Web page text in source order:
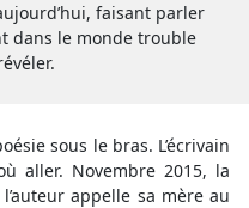
faisant parler
dans le monde trouble
sous le bras. L’écrivain
aller. Novembre 2015, la
appelle sa mère au